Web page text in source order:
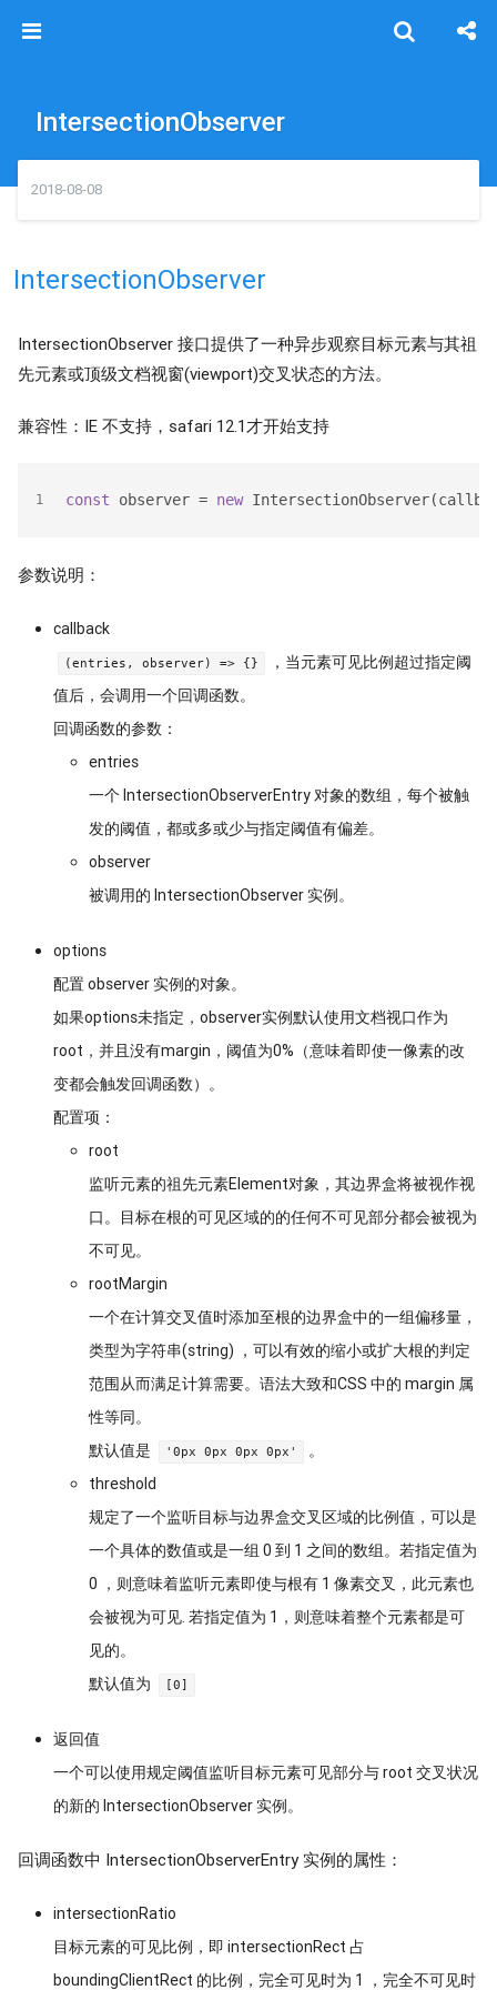
IntersectionObserver
2018-08-08
IntersectionObserver
IntersectionObserver 接口提供了一种异步观察目标元素与其祖
先元素或顶级文档视窗(viewport)交叉状态的方法。
兼容性：IE 不支持，safari 12.1才开始支持
1 const observer = new
参数说明：
callback
(entries, observer) => {}
，当元素可见比例超过指定阈
值后，会调用一个回调函数。
回调函数的参数：
entries
一个 IntersectionObserverEntry 对象的数组，每个被触
发的阈值，都或多或少与指定阈值有偏差。
observer
被调用的 IntersectionObserver 实例。
options
配置 observer 实例的对象。
如果options未指定，observer实例默认使用文档视口作为
root，并且没有margin，阈值为0%（意味着即使一像素的改
变都会触发回调函数）。
配置项：
root
监听元素的祖先元素Element对象，其边界盒将被视作视
口。目标在根的可见区域的的任何不可见部分都会被视为
不可见。
rootMargin
一个在计算交叉值时添加至根的边界盒中的一组偏移量，
类型为字符串(string) ，可以有效的缩小或扩大根的判定
范围从而满足计算需要。语法大致和CSS 中的 margin 属
性等同。
默认值是
'0px 0px 0px 0px'
。
threshold
规定了一个监听目标与边界盒交叉区域的比例值，可以是
一个具体的数值或是一组 0 到 1 之间的数组。若指定值为
0 ，则意味着监听元素即使与根有 1 像素交叉，此元素也
会被视为可见. 若指定值为 1，则意味着整个元素都是可
见的。
默认值为
[0]
返回值
一个可以使用规定阈值监听目标元素可见部分与 root 交叉状况
的新的 IntersectionObserver 实例。
回调函数中 IntersectionObserverEntry 实例的属性：
intersectionRatio
目标元素的可见比例，即 intersectionRect 占
boundingClientRect 的比例，完全可见时为 1 ，完全不可见时